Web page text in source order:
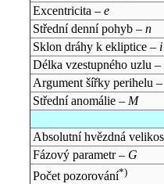
Excentricita – e
Střední denní pohyb – n
Sklon dráhy k ekliptice – i
Délka vzestupného uzlu –
Argument šířky perihelu
Střední anomálie – M
Absolutní hvězdná
Fázový parametr – G
Počet pozorování*)